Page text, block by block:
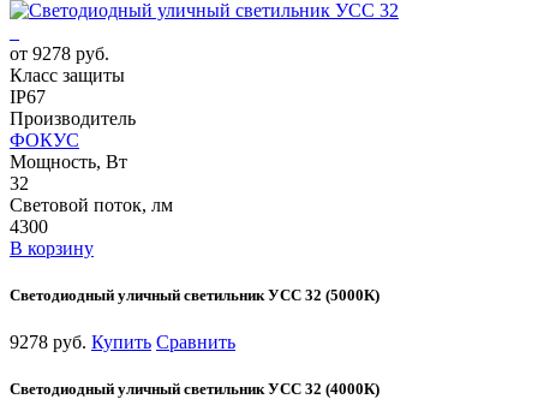
от 9278 руб.
Класс защиты
IP67
Производитель
ФОКУС
Мощность, Вт
32
Световой поток, лм
4300
В корзину
Светодиодный уличный светильник УСС 32 (5000К)
9278 руб. Купить Сравнить
Светодиодный уличный светильник УСС 32 (4000К)